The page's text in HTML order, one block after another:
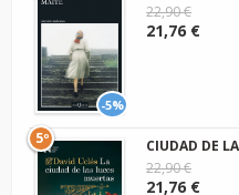
-5%
22,90 €
21,76 €
5º
CIUDAD DE
22,90 €
21,76 €